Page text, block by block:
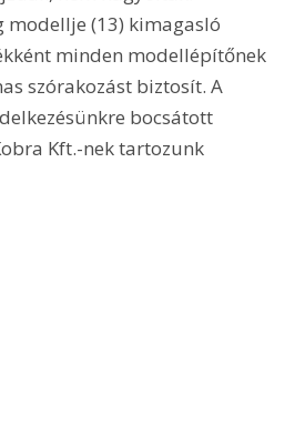
modellje (13) kimagasló
minden modellépítőnek
szórakozást biztosít. A
bocsátott
Kft.-nek tartozunk